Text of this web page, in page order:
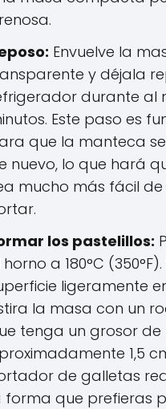
Envuelve la
y déjala
durante al
Este paso es
que la manteca
nuevo, lo que hará
mucho más fácil
los pastelillos:
horno a 180°C
ligeramente
la masa con un
tenga un grosor de
1,5
de galletas
forma que prefieras